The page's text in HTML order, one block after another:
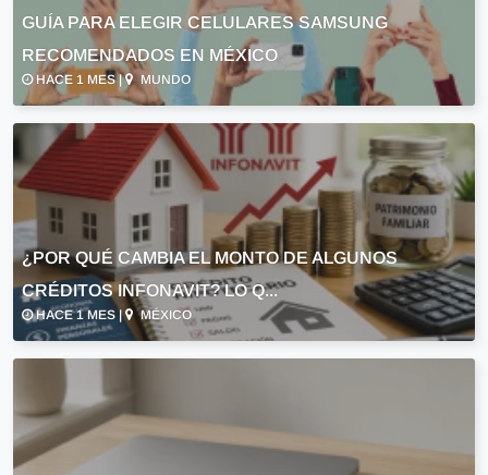
GUÍA PARA ELEGIR CELULARES SAMSUNG
RECOMENDADOS EN MÉXICO
HACE 1 MES | MUNDO
¿POR QUÉ CAMBIA EL MONTO DE ALGUNOS
CRÉDITOS INFONAVIT? LO Q...
HACE 1 MES | MÉXICO